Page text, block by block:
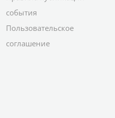
события
Пользовательское
соглашение